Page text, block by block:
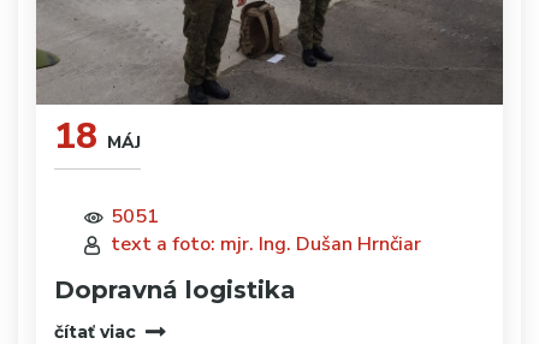
18 MÁJ
5051
text a foto: mjr. Ing. Dušan Hrnčiar
Dopravná logistika
čítať viac